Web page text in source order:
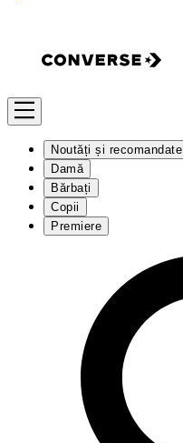
Noutăți și recomandate
Damă
Bărbați
Copii
Premiere